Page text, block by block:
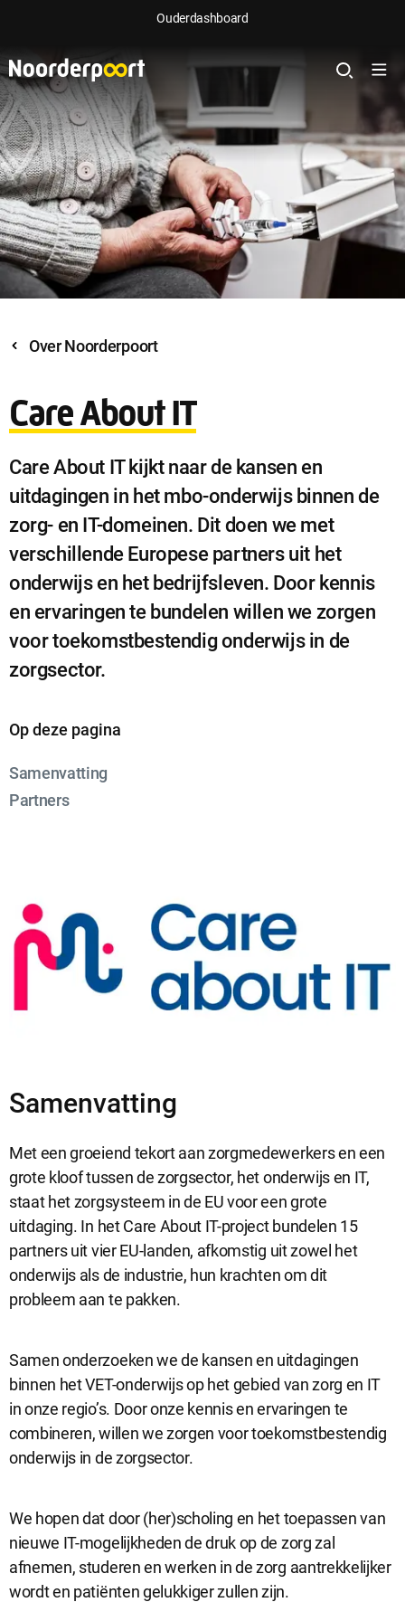
Functionele cookies
Functionele cookies hebben een functionele rol binnen de
website. De cookies zorgen ervoor dat de website goed
functioneert.
Analytische cookies
Analytische cookies geven ons inzicht in hoe de website wordt
gebruikt. Op basis van deze informatie kunnen wij deze website
Marketing cookies
Marketing cookies worden gebruikt om relevante advertenties te
kunnen tonen op advertentieplatformen zoals Facebook en
Google. De cookies delen individuele gegevens over jouw
Selectie accepteren
Alle cookies accepteren
Ouderdashboard
Over Noorderpoort
Care About IT
Care About IT kijkt naar de kansen en
uitdagingen in het mbo-onderwijs binnen de
zorg- en IT-domeinen. Dit doen we met
verschillende Europese partners uit het
onderwijs en het bedrijfsleven. Door kennis
en ervaringen te bundelen willen we zorgen
voor toekomstbestendig onderwijs in de
zorgsector.
Op deze pagina
Samenvatting
Partners
Samenvatting
Met een groeiend tekort aan zorgmedewerkers en een
grote kloof tussen de zorgsector, het onderwijs en IT,
staat het zorgsysteem in de EU voor een grote
uitdaging. In het Care About IT-project bundelen 15
partners uit vier EU-landen, afkomstig uit zowel het
onderwijs als de industrie, hun krachten om dit
probleem aan te pakken.
Samen onderzoeken we de kansen en uitdagingen
binnen het VET-onderwijs op het gebied van zorg en IT
in onze regio’s. Door onze kennis en ervaringen te
combineren, willen we zorgen voor toekomstbestendig
onderwijs in de zorgsector.
We hopen dat door (her)scholing en het toepassen van
nieuwe IT-mogelijkheden de druk op de zorg zal
afnemen, studeren en werken in de zorg aantrekkelijker
wordt en patiënten gelukkiger zullen zijn.